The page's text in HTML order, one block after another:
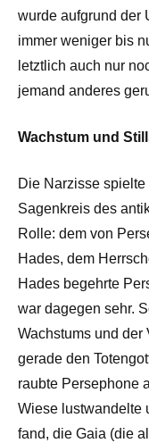
wurde aufgrund der
immer weniger bis
letztlich auch nur
jemand anderes
Wachstum und
Die Narzisse
Sagenkreis des
Rolle: dem von
Hades, dem
Hades begehrte
war dagegen sehr.
Wachstums und
gerade den
raubte Persephone
Wiese lustwandelte
fand, die Gaia (die